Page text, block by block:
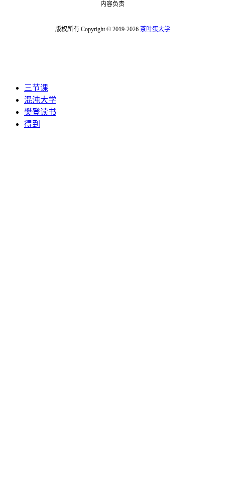
内容负责
版权所有 Copyright © 2019-2026 茶叶蛋大学
三节课
混沌大学
樊登读书
得到